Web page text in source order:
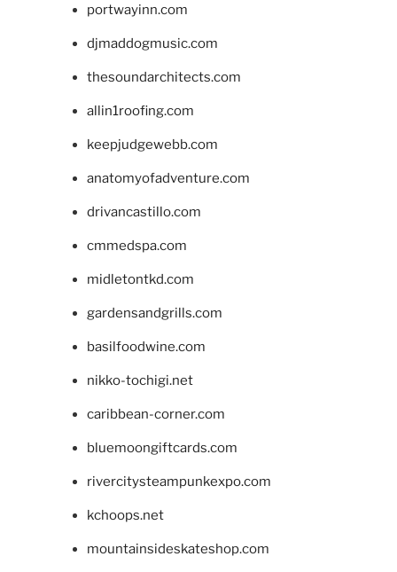
portwayinn.com
djmaddogmusic.com
thesoundarchitects.com
allin1roofing.com
keepjudgewebb.com
anatomyofadventure.com
drivancastillo.com
cmmedspa.com
midletontkd.com
gardensandgrills.com
basilfoodwine.com
nikko-tochigi.net
caribbean-corner.com
bluemoongiftcards.com
rivercitysteampunkexpo.com
kchoops.net
mountainsideskateshop.com